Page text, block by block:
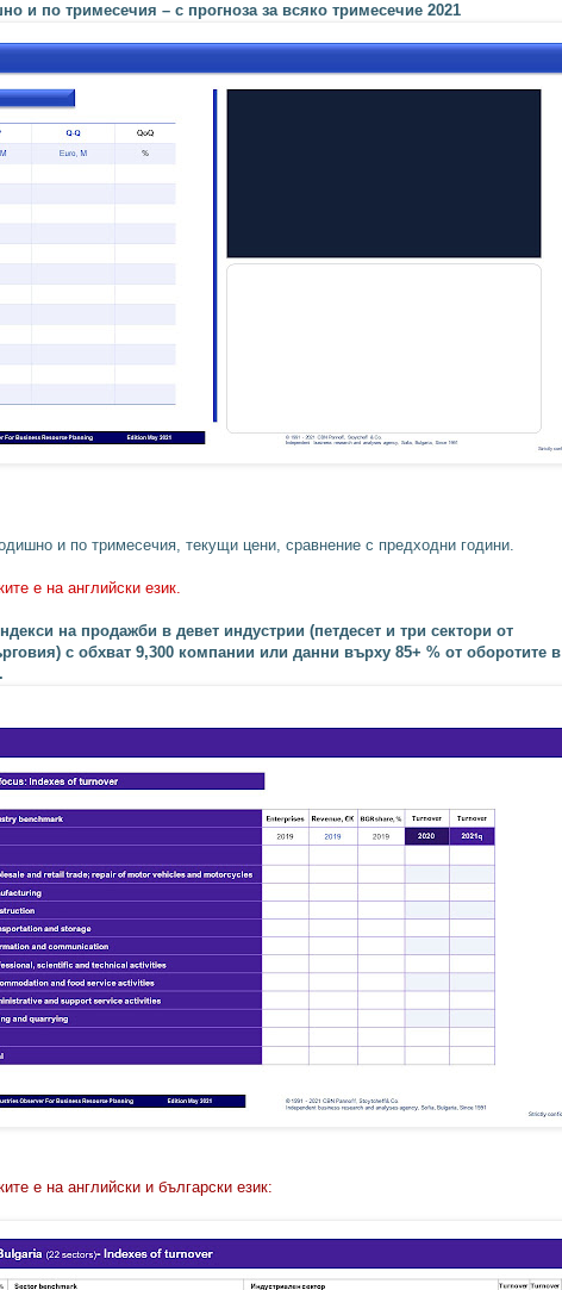
и по тримесечия – с прогноза за всяко тримесечие 2021
и по тримесечия, текущи цени, сравнение с предходни години.
е на английски език.
на продажби в девет индустрии (петдесет и три сектори от
с обхват 9,300 компании или данни върху 85+ % от оборотите в
е на английски и български език: